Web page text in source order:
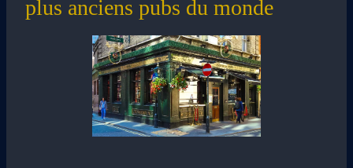
plus anciens pubs du monde